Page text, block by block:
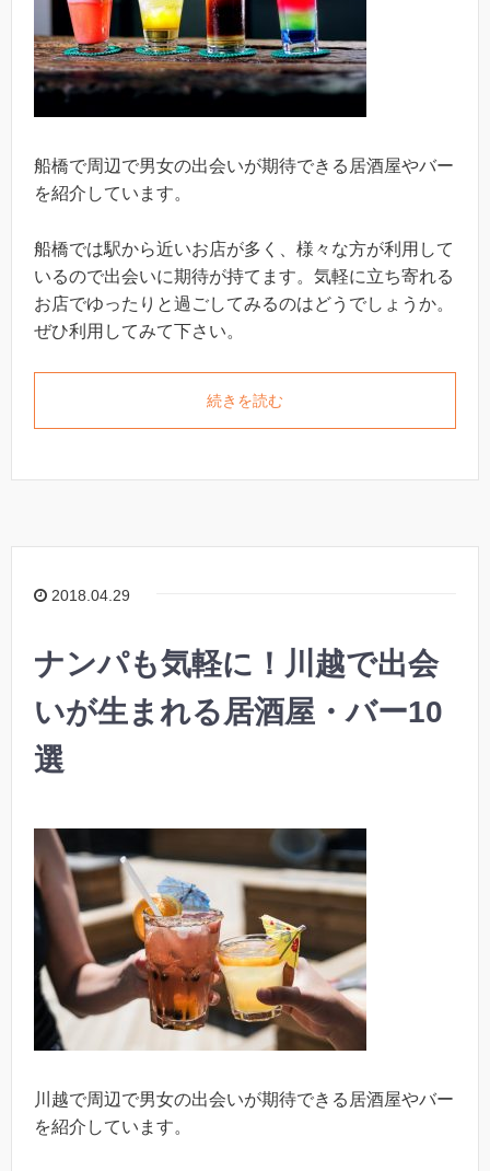
船橋で周辺で男女の出会いが期待できる居酒屋やバー
を紹介しています。
船橋では駅から近いお店が多く、様々な方が利用して
いるので出会いに期待が持てます。気軽に立ち寄れる
お店でゆったりと過ごしてみるのはどうでしょうか。
ぜひ利用してみて下さい。
続きを読む
2018.04.29
ナンパも気軽に！川越で出会
いが生まれる居酒屋・バー10
選
川越で周辺で男女の出会いが期待できる居酒屋やバー
を紹介しています。